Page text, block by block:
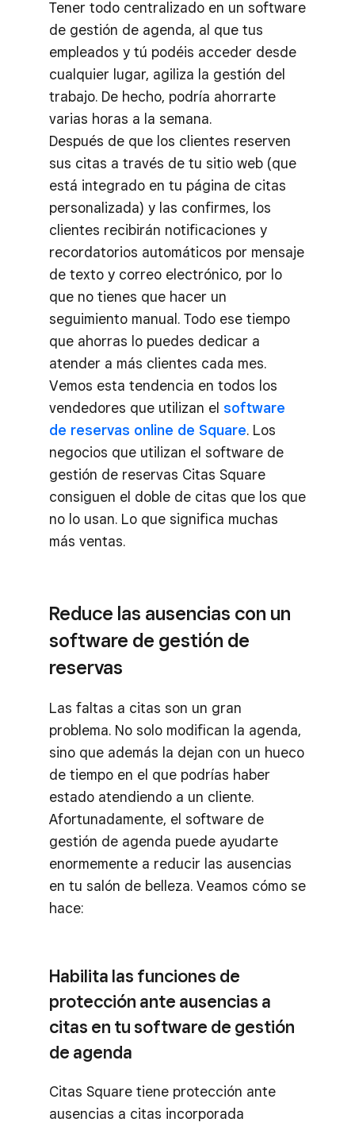
Tener todo centralizado en un software
de gestión de agenda, al que tus
empleados y tú podéis acceder desde
cualquier lugar, agiliza la gestión del
trabajo. De hecho, podría ahorrarte
varias horas a la semana.
Después de que los clientes reserven
sus citas a través de tu sitio web (que
está integrado en tu página de citas
personalizada) y las confirmes, los
clientes recibirán notificaciones y
recordatorios automáticos por mensaje
de texto y correo electrónico, por lo
que no tienes que hacer un
seguimiento manual. Todo ese tiempo
que ahorras lo puedes dedicar a
atender a más clientes cada mes.
Vemos esta tendencia en todos los
vendedores que utilizan el software
de reservas online de Square. Los
negocios que utilizan el software de
gestión de reservas Citas Square
consiguen el doble de citas que los que
no lo usan. Lo que significa muchas
más ventas.
Reduce las ausencias con un
software de gestión de
reservas
Las faltas a citas son un gran
problema. No solo modifican la agenda,
sino que además la dejan con un hueco
de tiempo en el que podrías haber
estado atendiendo a un cliente.
Afortunadamente, el software de
gestión de agenda puede ayudarte
enormemente a reducir las ausencias
en tu salón de belleza. Veamos cómo se
hace:
Habilita las funciones de
protección ante ausencias a
citas en tu software de gestión
de agenda
Citas Square tiene protección ante
ausencias a citas incorporada